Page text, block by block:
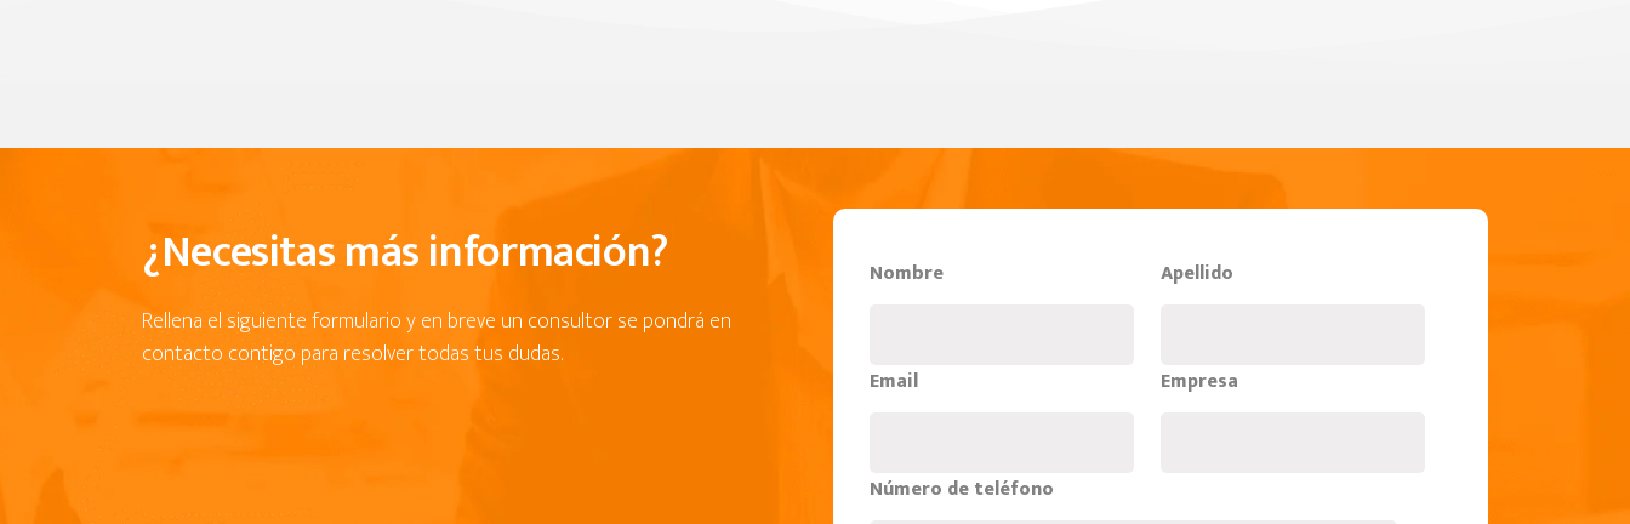
¿Necesitas más información?
Rellena el siguiente formulario y en breve un consultor se pondrá en
contacto contigo para resolver todas tus dudas.
Nombre Apellido
Email Empresa
Número de teléfono